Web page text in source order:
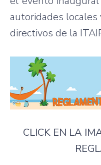
autoridades locales
directivos de la
CLICK EN LA